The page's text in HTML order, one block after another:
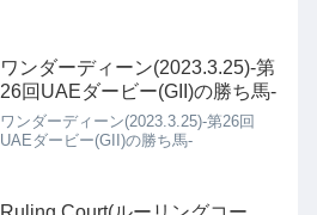
ワンダーディーン(2023.3.25)-第
26回UAEダービー(GII)の勝ち馬-
ワンダーディーン(2023.3.25)-第26回
UAEダービー(GII)の勝ち馬-